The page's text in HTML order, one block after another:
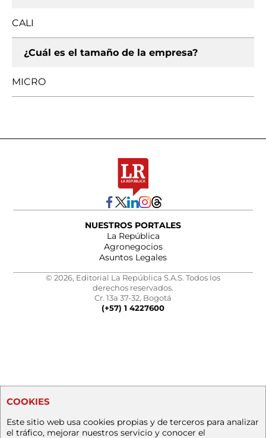
CALI
¿Cuál es el tamaño de la empresa?
MICRO
NUESTROS PORTALES
La República
Agronegocios
Asuntos Legales
© 2026, Editorial La República S.A.S. Todos los
derechos reservados.
Cr. 13a 37-32, Bogotá
(+57) 1 4227600
COOKIES
Este sitio web usa cookies propias y de terceros para analizar
el tráfico, mejorar nuestros servicio y conocer el